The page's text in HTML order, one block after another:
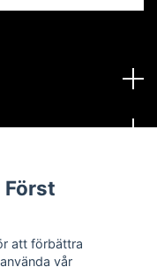
att förbättra
vår